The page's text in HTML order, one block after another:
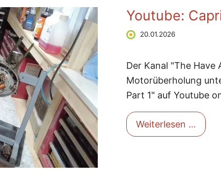
Youtube:
20.01.2026
Der Kanal "The Have
Motorüberholung
Part 1" auf Youtube
Weiterlesen …